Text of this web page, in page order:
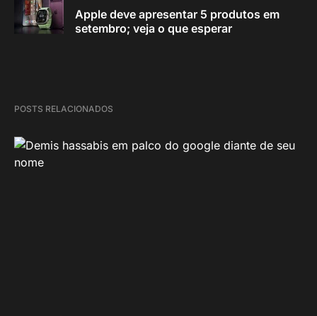
Apple deve apresentar 5 produtos em
setembro; veja o que esperar
POSTS RELACIONADOS